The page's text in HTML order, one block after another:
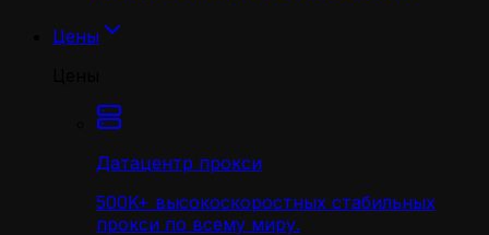
Цены
Датацентр прокси
500K+ высокоскоростных стабильных
прокси по всему миру.